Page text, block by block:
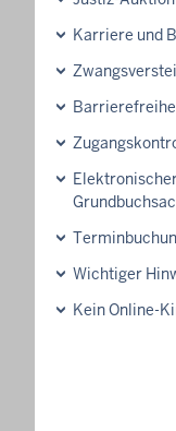
Karriere und
Wichtiger
Kein Online-